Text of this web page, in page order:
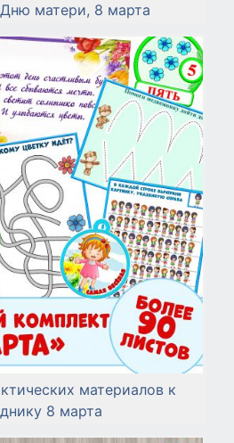
матери, 8 марта
материалов к
8 марта